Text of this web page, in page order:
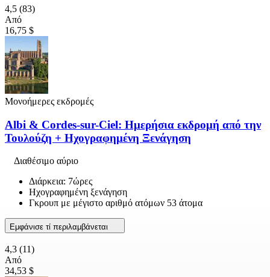
4,5 (83)
Από
16,75 $
Μονοήμερες εκδρομές
Albi & Cordes-sur-Ciel: Ημερήσια εκδρομή από την
Τουλούζη + Ηχογραφημένη Ξενάγηση
Διαθέσιμο αύριο
Διάρκεια: 7ώρες
Ηχογραφημένη ξενάγηση
Γκρουπ με μέγιστο αριθμό ατόμων 53 άτομα
Εμφάνισε τί περιλαμβάνεται
4,3 (11)
Από
34,53 $